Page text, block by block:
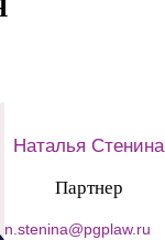
Наталья Стенина
Партнер
n.stenina@pgplaw.ru